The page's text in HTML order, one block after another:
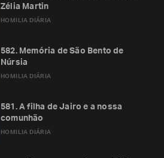
HOMILIA DIÁRIA
Zélia Martin
HOMILIA DIÁRIA
582. Memória de São Bento de
Núrsia
HOMILIA DIÁRIA
581. A filha de Jairo e a nossa
comunhão